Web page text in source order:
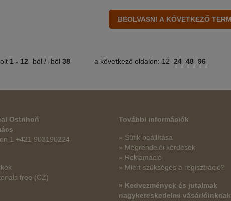
1 - 12 -ból / -ből 38 a következő oldalon: 12 24 48 96
Ostrihoň
1 +421 903190224
free (CZ)
További információk
» Sütik beállítása
» Megrendelői kérdések
» Reklamáció
» Miért szükséges a regisztráció?
» Kedvezmények és jutalmak
nagykereskedelmi vásárlóinknak